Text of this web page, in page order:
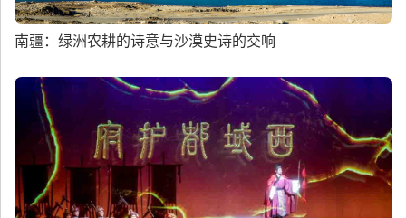
南疆：绿洲农耕的诗意与沙漠史诗的交响